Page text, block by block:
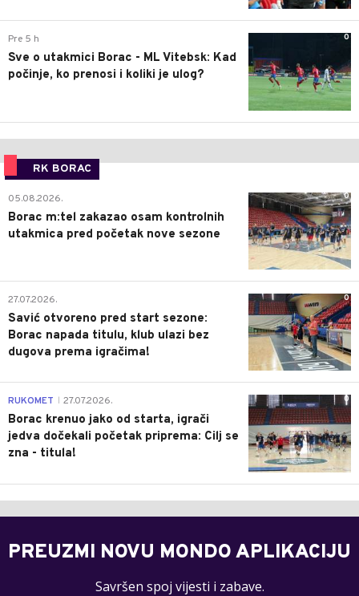
0
Pre 5 h
Sve o utakmici Borac - ML Vitebsk: Kad
počinje, ko prenosi i koliki je ulog?
RK BORAC
0
05.08.2026.
Borac m:tel zakazao osam kontrolnih
utakmica pred početak nove sezone
0
27.07.2026.
Savić otvoreno pred start sezone:
Borac napada titulu, klub ulazi bez
dugova prema igračima!
0
RUKOMET 27.07.2026.
Borac krenuo jako od starta, igrači
jedva dočekali početak priprema: Cilj se
zna - titula!
PREUZMI NOVU MONDO APLIKACIJU
Savršen spoj vijesti i zabave.